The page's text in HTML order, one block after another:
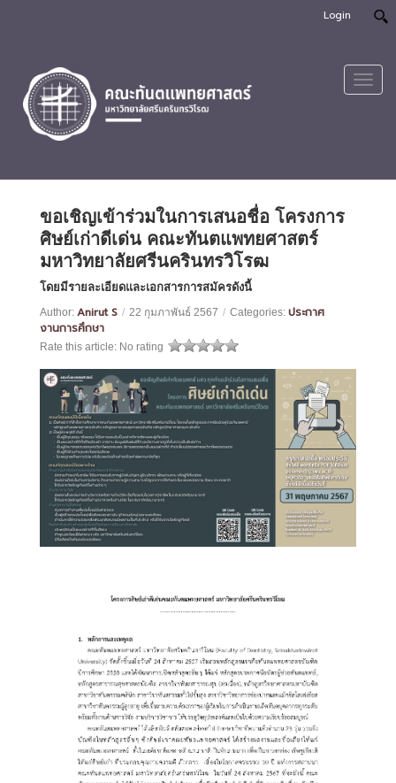
Login
ขอเชิญเข้าร่วมในการเสนอชื่อ โครงการ
ศิษย์เก่าดีเด่น คณะทันตแพทยศาสตร์
มหาวิทยาลัยศรีนครินทรวิโรฒ
โดยมีรายละเอียดและเอกสารการสมัครดังนี้
Author: Anirut S / 22 กุมภาพันธ์ 2567 / Categories: ประกาศ
งานการศึกษา
Rate this article: No rating